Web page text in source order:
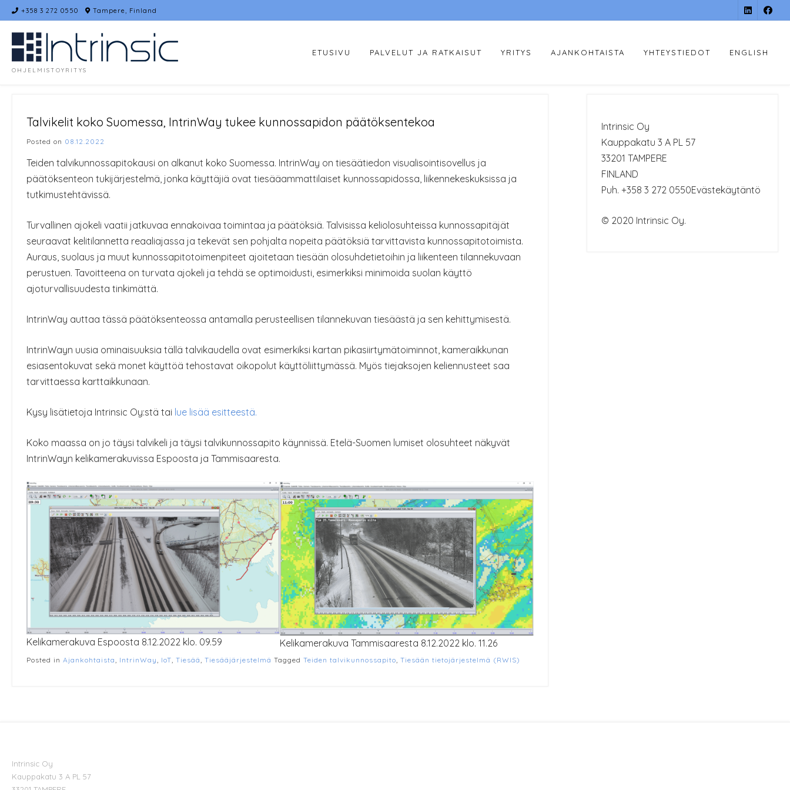
Skip
to
content
+358 3 272 0550 Tampere, Finland
OHJELMISTOYRITYS
ETUSIVU PALVELUT JA RATKAISUT YRITYS AJANKOHTAISTA YHTEYSTIEDOT ENGLISH
Talvikelit koko Suomessa, IntrinWay tukee kunnossapidon päätöksentekoa
Posted on 08.12.2022
Teiden talvikunnossapitokausi on alkanut koko Suomessa. IntrinWay on tiesäätiedon visualisointisovellus ja
päätöksenteon tukijärjestelmä, jonka käyttäjiä ovat tiesääammattilaiset kunnossapidossa, liikennekeskuksissa ja
tutkimustehtävissä.
Turvallinen ajokeli vaatii jatkuvaa ennakoivaa toimintaa ja päätöksiä. Talvisissa keliolosuhteissa kunnossapitäjät
seuraavat kelitilannetta reaaliajassa ja tekevät sen pohjalta nopeita päätöksiä tarvittavista kunnossapitotoimista.
Auraus, suolaus ja muut kunnossapitotoimenpiteet ajoitetaan tiesään olosuhdetietoihin ja liikenteen tilannekuvaan
perustuen. Tavoitteena on turvata ajokeli ja tehdä se optimoidusti, esimerkiksi minimoida suolan käyttö
ajoturvallisuudesta tinkimättä.
IntrinWay auttaa tässä päätöksenteossa antamalla perusteellisen tilannekuvan tiesäästä ja sen kehittymisestä.
IntrinWayn uusia ominaisuuksia tällä talvikaudella ovat esimerkiksi kartan pikasiirtymätoiminnot, kameraikkunan
esiasentokuvat sekä monet käyttöä tehostavat oikopolut käyttöliittymässä. Myös tiejaksojen keliennusteet saa
tarvittaessa karttaikkunaan.
Kysy lisätietoja Intrinsic Oy:stä tai lue lisää esitteestä.
Koko maassa on jo täysi talvikeli ja täysi talvikunnossapito käynnissä. Etelä-Suomen lumiset olosuhteet näkyvät
IntrinWayn kelikamerakuvissa Espoosta ja Tammisaaresta.
Kelikamerakuva Espoosta 8.12.2022 klo. 09.59 Kelikamerakuva Tammisaaresta 8.12.2022 klo. 11.26
Posted in Ajankohtaista IntrinWay IoT Tiesää Tiesääjärjestelmä Tagged Teiden talvikunnossapito Tiesään tietojärjestelmä (RWIS)
Intrinsic Oy
Kauppakatu 3 A PL 57
33201 TAMPERE
FINLAND
Puh. +358 3 272 0550Evästekäytäntö
© 2020 Intrinsic Oy.
Intrinsic Oy
Kauppakatu 3 A PL 57